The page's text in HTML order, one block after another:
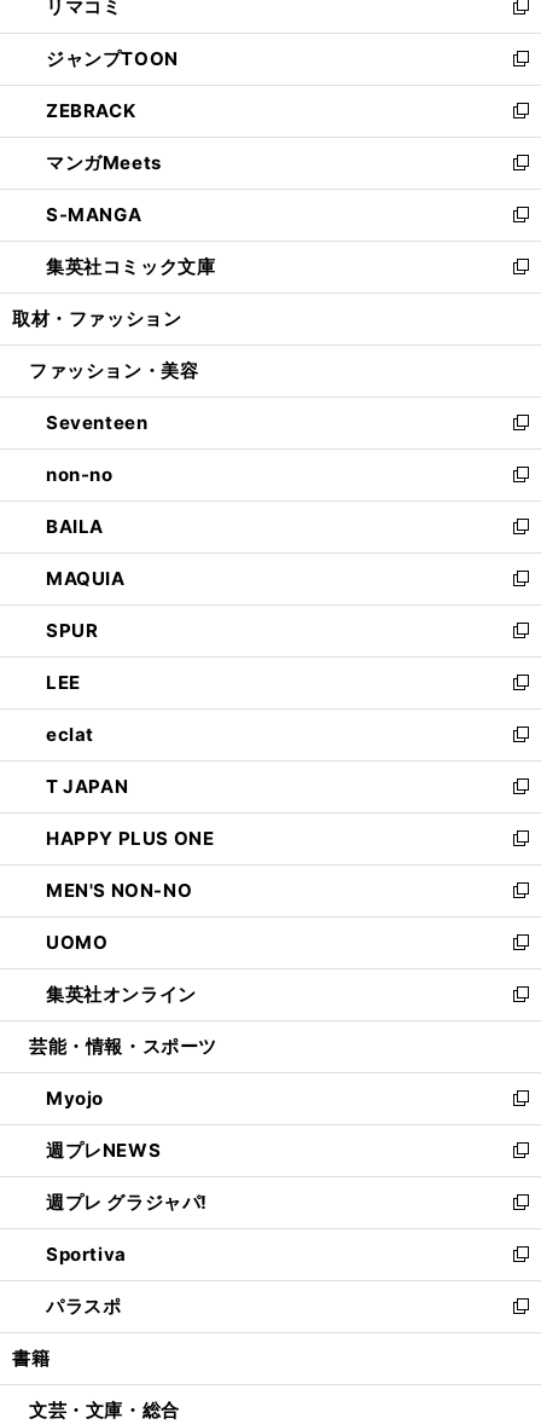
で
開
く
ド
ウ
で
開
く
ィ
ン
ド
ウ
で
開
く
い
ウ
ィ
ン
ド
ウ
で
開
く
リマコミ
新
し
い
ウ
ィ
ン
ド
ウ
で
開
く
ジャンプTOON
新
し
い
ウ
ィ
ン
ド
ウ
で
開
ZEBRACK
新
し
い
ウ
ィ
ン
ド
ウ
開
マンガMeets
新
し
い
ウ
ィ
ン
ウ
開
く
S-MANGA
新
し
い
ウ
ン
ウ
で
開
く
集英社コミック文庫
新
し
ウ
ン
ド
ウ
で
開
く
取材・ファッション
ファッション・美容
Seventeen
新
し
い
ウ
ィ
ン
ド
ウ
で
開
く
non-no
新
し
い
ウ
ィ
ン
ド
ウ
で
開
く
BAILA
新
し
い
ウ
ィ
ン
ド
ウ
で
開
く
MAQUIA
新
し
い
ウ
ィ
ン
ド
ウ
で
開
く
SPUR
新
し
い
ウ
ィ
ン
ド
ウ
で
開
く
LEE
新
し
い
ウ
ィ
ン
ド
ウ
で
開
く
eclat
新
し
い
ウ
ィ
ン
ド
ウ
で
開
く
T JAPAN
新
し
い
ウ
ィ
ン
ド
ウ
で
開
HAPPY PLUS ONE
新
し
い
ウ
ィ
ン
ド
ウ
開
く
MEN'S NON-NO
新
し
い
ウ
ィ
ン
ウ
で
開
く
UOMO
新
し
い
ウ
ン
ド
ウ
で
開
く
集英社オンライン
新
し
ウ
ィ
ン
ド
ウ
で
開
く
芸能・情報・スポーツ
Myojo
新
し
い
ウ
ィ
ン
ド
ウ
で
開
週プレNEWS
新
し
い
ウ
ィ
ン
ド
ウ
開
週プレ グラジャパ!
新
し
い
ウ
ィ
ン
ウ
Sportiva
新
し
い
ウ
ン
パラスポ
新
し
ウ
書籍
文芸・文庫・総合